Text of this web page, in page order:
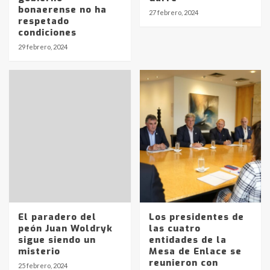
bonaerense no ha
respetado
condiciones
29 febrero, 2024
27 febrero, 2024
El paradero del
peón Juan Woldryk
sigue siendo un
misterio
25 febrero, 2024
Los presidentes de
las cuatro
entidades de la
Mesa de Enlace se
reunieron con